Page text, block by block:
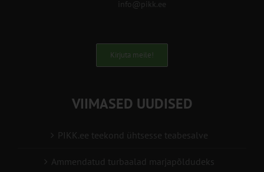
info@pikk.ee
Kirjuta meile!
VIIMASED UUDISED
PIKK.ee teekond ühtsesse teabesalve
Ammendatud turbaalad marjapõldudeks